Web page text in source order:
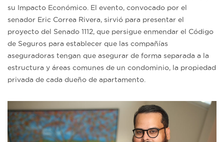
su Impacto Económico. El evento, convocado por el
senador Eric Correa Rivera, sirvió para presentar el
proyecto del Senado 1112, que persigue enmendar el Código
de Seguros para establecer que las compañías
aseguradoras tengan que asegurar de forma separada a la
estructura y áreas comunes de un condominio, la propiedad
privada de cada dueño de apartamento.